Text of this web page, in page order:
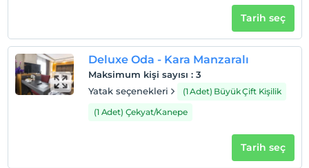
Tarih seç
Deluxe Oda - Kara Manzaralı
Maksimum kişi sayısı : 3
Yatak seçenekleri
(1 Adet) Büyük Çift Kişilik
(1 Adet) Çekyat/Kanepe
Tarih seç